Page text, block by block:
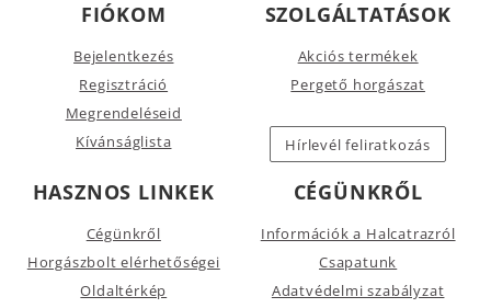
FIÓKOM
Bejelentkezés
Regisztráció
Megrendeléseid
Kívánságlista
SZOLGÁLTATÁSOK
Akciós termékek
Pergető horgászat
Hírlevél feliratkozás
HASZNOS LINKEK
Cégünkről
Horgászbolt elérhetőségei
Oldaltérkép
CÉGÜNKRŐL
Információk a Halcatrazról
Csapatunk
Adatvédelmi szabályzat